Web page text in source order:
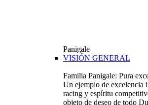
Panigale
VISIÓN GENERAL
Familia Panigale: Pura
Un ejemplo de excelencia
racing y espíritu
objeto de deseo de todo